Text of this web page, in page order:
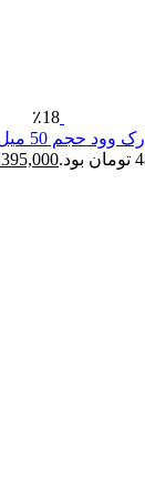
٪18
حجم 50 میل
395,000